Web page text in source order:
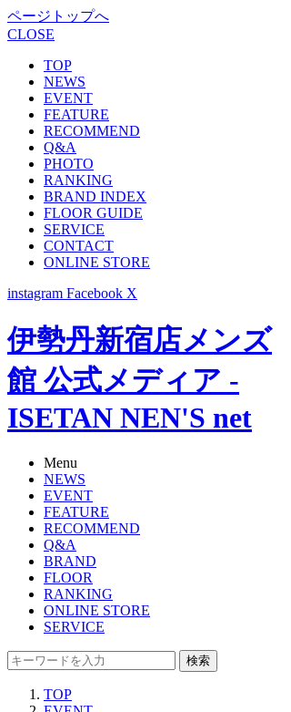
ページトップへ
CLOSE
TOP
NEWS
EVENT
FEATURE
RECOMMEND
Q&A
PHOTO
RANKING
BRAND INDEX
FLOOR GUIDE
SERVICE
CONTACT
ONLINE STORE
instagram Facebook X
伊勢丹新宿店メンズ
館 公式メディア -
ISETAN NEN'S net
Menu
NEWS
EVENT
FEATURE
RECOMMEND
Q&A
BRAND
FLOOR
RANKING
ONLINE STORE
SERVICE
検索
TOP